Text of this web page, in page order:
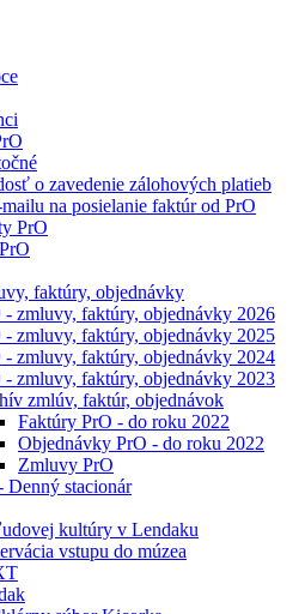
o zavedenie zálohových platieb
na posielanie faktúr od PrO
PrO
faktúry, objednávky
- zmluvy, faktúry, objednávky 2026
- zmluvy, faktúry, objednávky 2025
- zmluvy, faktúry, objednávky 2024
- zmluvy, faktúry, objednávky 2023
zmlúv, faktúr, objednávok
Faktúry PrO - do roku 2022
Objednávky PrO - do roku 2022
Zmluvy PrO
Denný stacionár
kultúry v Lendaku
vstupu do múzea